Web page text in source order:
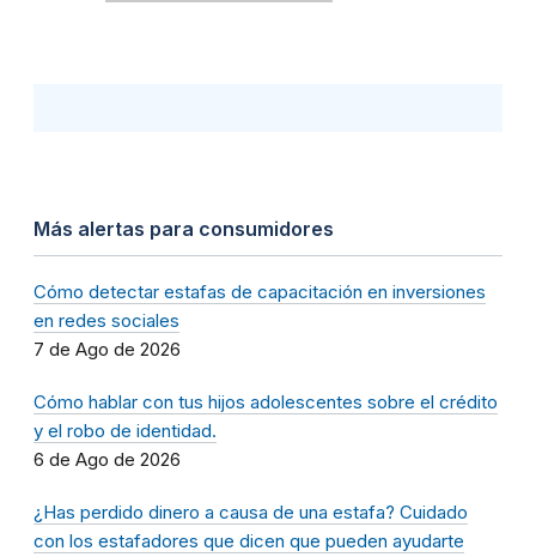
Más alertas para consumidores
Cómo detectar estafas de capacitación en inversiones
en redes sociales
7 de Ago de 2026
Cómo hablar con tus hijos adolescentes sobre el crédito
y el robo de identidad.
6 de Ago de 2026
¿Has perdido dinero a causa de una estafa? Cuidado
con los estafadores que dicen que pueden ayudarte